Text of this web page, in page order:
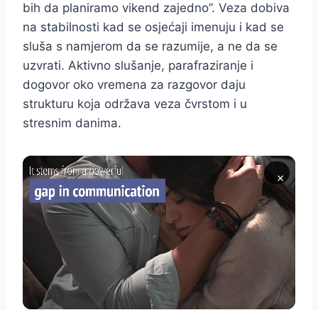
bih da planiramo vikend zajedno”. Veza dobiva
na stabilnosti kad se osjećaji imenuju i kad se
sluša s namjerom da se razumije, a ne da se
uzvrati. Aktivno slušanje, parafraziranje i
dogovor oko vremena za razgovor daju
strukturu koja održava veza čvrstom i u
stresnim danima.
×